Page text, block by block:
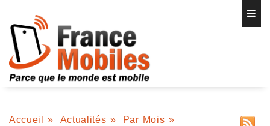
Accueil » Actualités » Par Mois »